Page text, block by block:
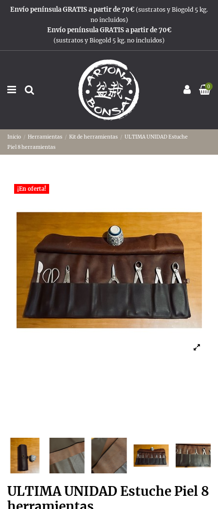
Envío península GRATIS a partir de 70€ (sustratos y Biogold 5 kg.
no incluidos)
Envío península GRATIS a partir de 70€
(sustratos y Biogold 5 kg. no incluidos)
0
Inicio Herramientas Kit de herramientas
ULTIMA UNIDAD Estuche
Piel 8 herramientas
¡En oferta!
ULTIMA UNIDAD Estuche Piel 8